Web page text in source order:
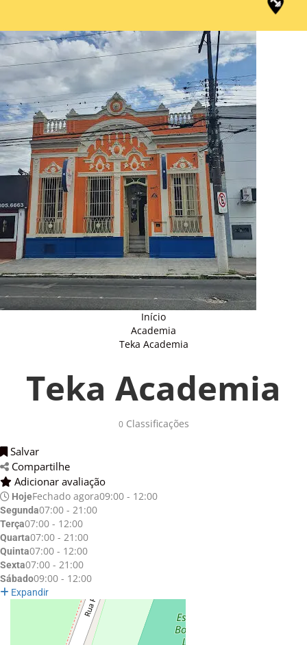
Início
Academia
Teka Academia
Teka Academia
0Classificações
Salvar
Compartilhe
Adicionar avaliação
HojeFechado agora09:00 - 12:00
Segunda07:00 - 21:00
Terça07:00 - 12:00
Quarta07:00 - 21:00
Quinta07:00 - 12:00
Sexta07:00 - 21:00
Sábado09:00 - 12:00
Expandir